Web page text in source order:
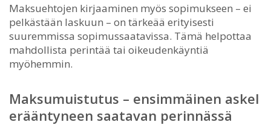
Maksuehtojen kirjaaminen myös sopimukseen – ei
pelkästään laskuun – on tärkeää erityisesti
suuremmissa sopimussaatavissa. Tämä helpottaa
mahdollista perintää tai oikeudenkäyntiä
myöhemmin.
Maksumuistutus – ensimmäinen askel
erääntyneen saatavan perinnässä